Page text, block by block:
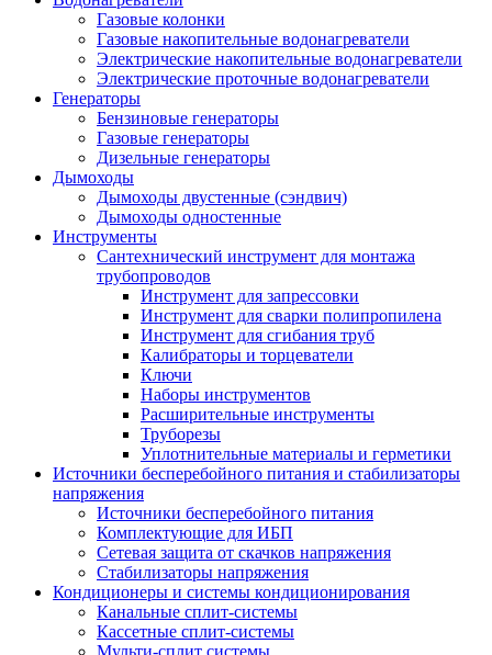
Газовые колонки
Газовые накопительные водонагреватели
Электрические накопительные водонагреватели
Электрические проточные водонагреватели
Генераторы
Бензиновые генераторы
Газовые генераторы
Дизельные генераторы
Дымоходы
Дымоходы двустенные (сэндвич)
Дымоходы одностенные
Инструменты
Сантехнический инструмент для монтажа
трубопроводов
Инструмент для запрессовки
Инструмент для сварки полипропилена
Инструмент для сгибания труб
Калибраторы и торцеватели
Ключи
Наборы инструментов
Расширительные инструменты
Труборезы
Уплотнительные материалы и герметики
Источники бесперебойного питания и стабилизаторы
напряжения
Источники бесперебойного питания
Комплектующие для ИБП
Сетевая защита от скачков напряжения
Стабилизаторы напряжения
Кондиционеры и системы кондиционирования
Канальные сплит-системы
Кассетные сплит-системы
Мульти-сплит системы